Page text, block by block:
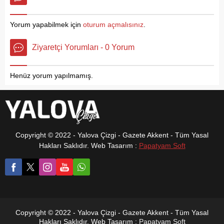
radyoculuk anlamında
hizmet etmekten gurur
duyduklarını ifade eden
Radyo Gold Genel Yayın
Üniversitesi tarafından
düzenlenen yılın...
Cemalettin YILMAZ Yalova
kabulüne başladılar. Yeni
yükseldi. Yalova Eğitim ve
Yorum yapabilmek için oturum açmalısınız
Ziyaretçi Yorumları - 0 Yorum
Henüz yorum yapılmamış.
Copyright © 2022 - Yalova Çizgi - Gazete Akkent - Tüm Yasal
Hakları Saklıdır. Web Tasarım : Papatyam Soft
Copyright © 2022 - Yalova Çizgi - Gazete Akkent - Tüm Yasal
Hakları Saklıdır. Web Tasarım : Papatyam Soft